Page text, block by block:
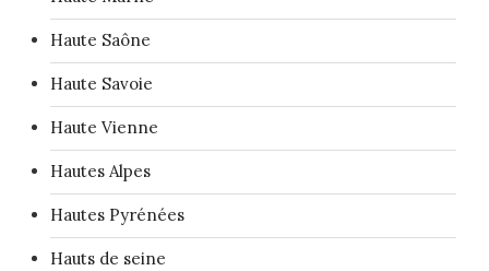
Haute Saône
Haute Savoie
Haute Vienne
Hautes Alpes
Hautes Pyrénées
Hauts de seine